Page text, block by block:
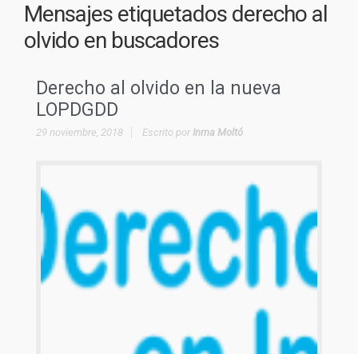
Mensajes etiquetados derecho al
olvido en buscadores
Derecho al olvido en la nueva
LOPDGDD
29 noviembre, 2018 Escrito por Inma Moltó